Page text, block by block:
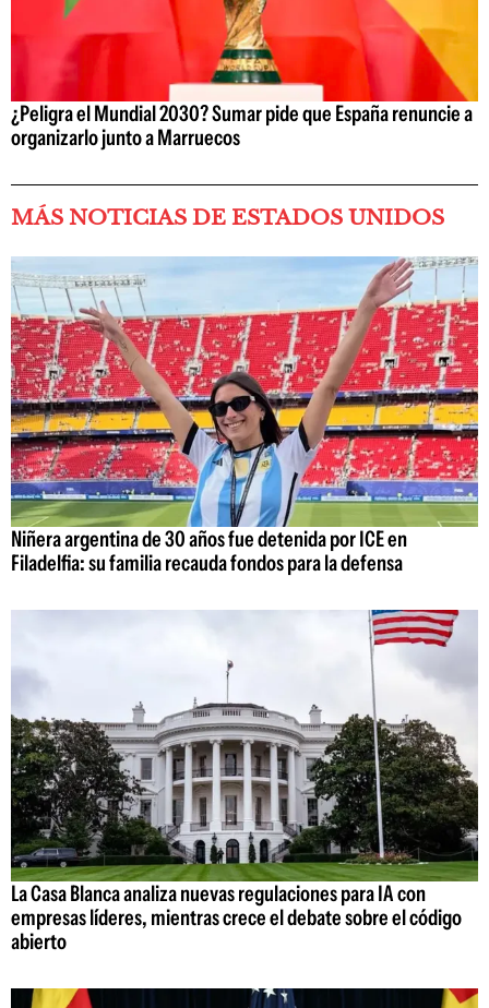
¿Peligra el Mundial 2030? Sumar pide que España renuncie a
organizarlo junto a Marruecos
MÁS NOTICIAS DE ESTADOS UNIDOS
Niñera argentina de 30 años fue detenida por ICE en
Filadelfia: su familia recauda fondos para la defensa
La Casa Blanca analiza nuevas regulaciones para IA con
empresas líderes, mientras crece el debate sobre el código
abierto